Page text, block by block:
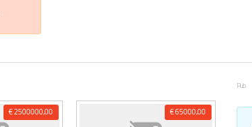
€ 2500000,00 € 65000,00
Pub